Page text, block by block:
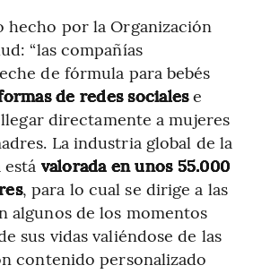
hecho por la Organización
“las compañías
de fórmula para bebés
de redes socialese
directamente a mujeres
La industria global de la
valorada en unos 55.000
, para lo cual se dirige a las
algunos de los momentos
sus vidas valiéndose de las
contenido personalizado